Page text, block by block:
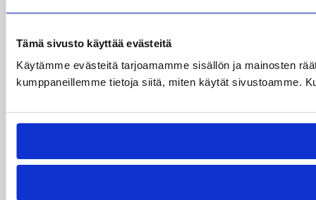
Tämä sivusto käyttää evästeitä
Käytämme evästeitä tarjoamamme sisällön ja mainosten
kumppaneillemme tietoja siitä, miten käytät sivustoamme.